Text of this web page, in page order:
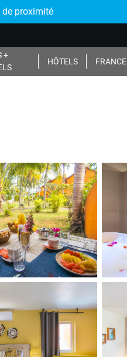
de proximité
+
HÔTELS FRANCE